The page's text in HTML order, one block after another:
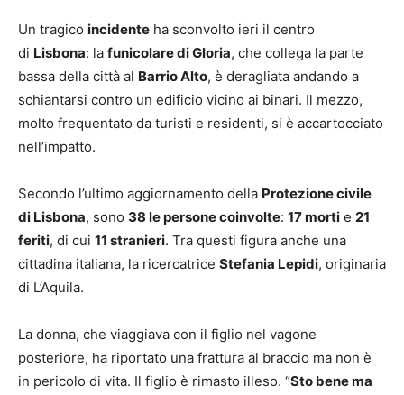
Un tragico incidente ha sconvolto ieri il centro
di Lisbona: la funicolare di Gloria, che collega la parte
bassa della città al Barrio Alto, è deragliata andando a
schiantarsi contro un edificio vicino ai binari. Il mezzo,
molto frequentato da turisti e residenti, si è accartocciato
nell’impatto.
Secondo l’ultimo aggiornamento della Protezione civile
di Lisbona, sono 38 le persone coinvolte: 17 morti e 21
feriti, di cui 11 stranieri. Tra questi figura anche una
cittadina italiana, la ricercatrice Stefania Lepidi, originaria
di L’Aquila.
La donna, che viaggiava con il figlio nel vagone
posteriore, ha riportato una frattura al braccio ma non è
in pericolo di vita. Il figlio è rimasto illeso. “Sto bene ma